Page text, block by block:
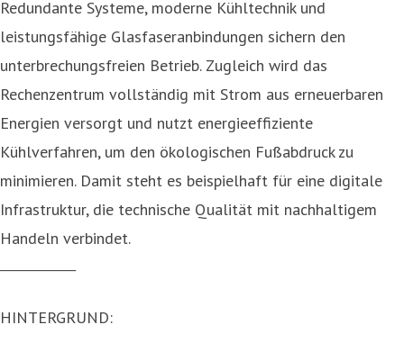
Redundante Systeme, moderne Kühltechnik und
leistungsfähige Glasfaseranbindungen sichern den
unterbrechungsfreien Betrieb. Zugleich wird das
Rechenzentrum vollständig mit Strom aus erneuerbaren
Energien versorgt und nutzt energieeffiziente
Kühlverfahren, um den ökologischen Fußabdruck zu
minimieren. Damit steht es beispielhaft für eine digitale
Infrastruktur, die technische Qualität mit nachhaltigem
Handeln verbindet.
HINTERGRUND: